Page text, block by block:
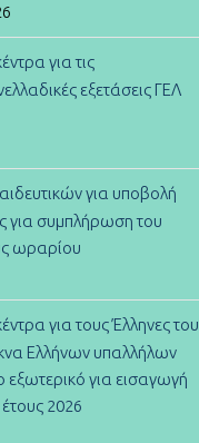
για τις
εξετάσεις ΓΕΛ
για υποβολή
για συμπλήρωση του
ωραρίου
για τους Έλληνες του
Ελλήνων υπαλλήλων
εξωτερικό για εισαγωγή
2026